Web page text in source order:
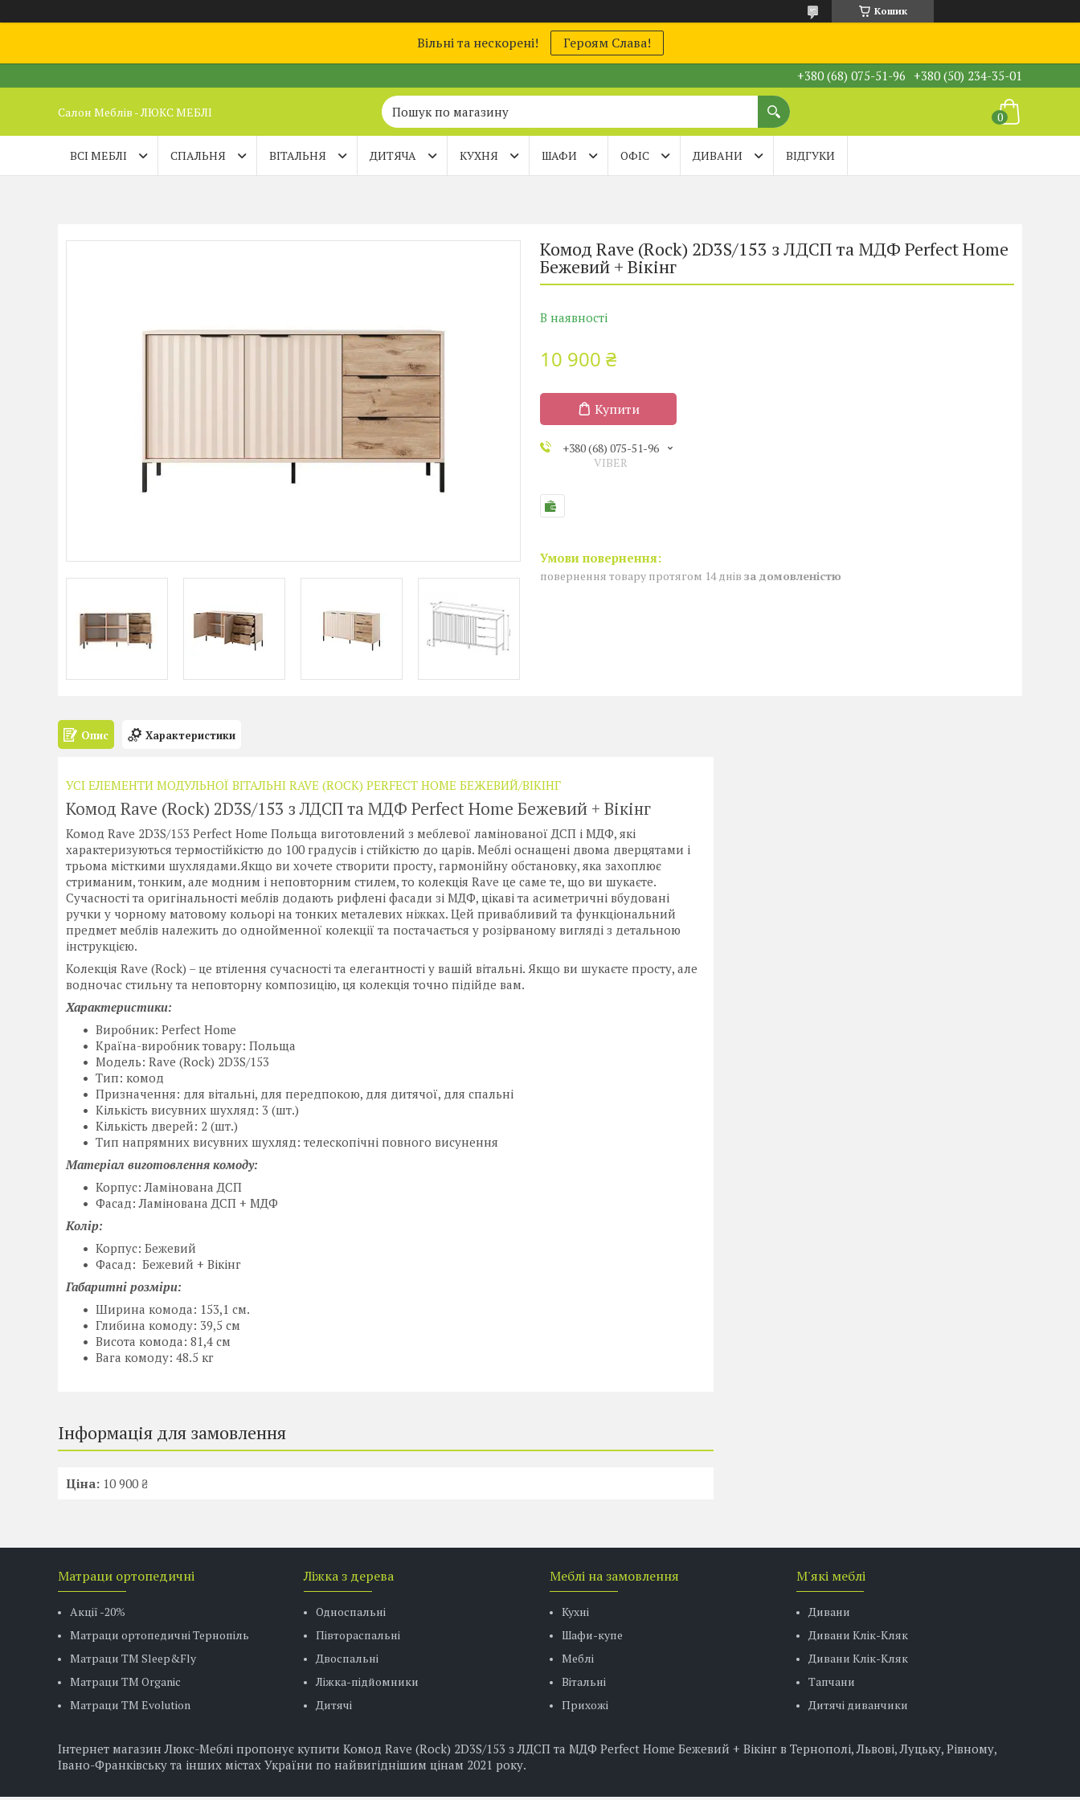
Кошик
Вільні та нескорені! Героям Слава!
+380 (68) 075-51-96 +380 (50) 234-35-01
Салон Меблів - ЛЮКС МЕБЛІ
ВСІ МЕБЛІ СПАЛЬНЯ ВІТАЛЬНЯ ДИТЯЧА КУХНЯ ШАФИ ОФІС ДИВАНИ ВІДГУКИ
Комод Rave (Rock) 2D3S/153 з ЛДСП та МДФ Perfect Home
Бежевий + Вікінг
В наявності
10 900 ₴
Купити
+380 (68) 075-51-96
VIBER
повернення товару протягом 14 днів за домовленістю
Опис Характеристики
УСІ ЕЛЕМЕНТИ МОДУЛЬНОЇ ВІТАЛЬНІ RAVE (ROCK) PERFECT HOME БЕЖЕВИЙ/ВІКІНГ
Комод Rave (Rock) 2D3S/153 з ЛДСП та МДФ Perfect Home Бежевий + Вікінг
Комод Rave 2D3S/153 Perfect Home Польща виготовлений з меблевої ламінованої ДСП і МДФ, які
характеризуються термостійкістю до 100 градусів і стійкістю до царів. Меблі оснащені двома дверцятами і
трьома місткими шухлядами.Якщо ви хочете створити просту, гармонійну обстановку, яка захоплює
стриманим, тонким, але модним і неповторним стилем, то колекція Rave це саме те, що ви шукаєте.
Сучасності та оригінальності меблів додають рифлені фасади зі МДФ, цікаві та асиметричні вбудовані
ручки у чорному матовому кольорі на тонких металевих ніжках. Цей привабливий та функціональний
предмет меблів належить до однойменної колекції та постачається у розірваному вигляді з детальною
інструкцією.
Колекція Rave (Rock) – це втілення сучасності та елегантності у вашій вітальні. Якщо ви шукаєте просту, але
водночас стильну та неповторну композицію, ця колекція точно підійде вам.
Характеристики:
Виробник: Perfect Home
Країна-виробник товару: Польща
Модель: Rave (Rock) 2D3S/153
Тип: комод
Призначення: для вітальні, для передпокою, для дитячої, для спальні
Кількість висувних шухляд: 3 (шт.)
Кількість дверей: 2 (шт.)
Тип напрямних висувних шухляд: телескопічні повного висунення
Матеріал виготовлення комоду:
Корпус: Ламінована ДСП
Фасад: Ламінована ДСП + МДФ
Колір:
Корпус: Бежевий
Фасад: Бежевий + Вікінг
Габаритні розміри:
Ширина комода: 153,1 см.
Глибина комоду: 39,5 см
Висота комода: 81,4 см
Вага комоду: 48.5 кг
Інформація для замовлення
Ціна: 10 900 ₴
Матраци ортопедичні
Акції -20%
Матраци ортопедичні Тернопіль
Матраци ТМ Sleep&Fly
Матраци TM Organic
Матраци ТМ Evolution
Ліжка з дерева
Односпальні
Півтораспальні
Двоспальні
Ліжка-підйомники
Дитячі
Меблі на замовлення
Кухні
Шафи-купе
Меблі
Вітальні
Прихожі
М'які меблі
Дивани
Дивани Клік-Кляк
Дивани Клік-Кляк
Тапчани
Дитячі диванчики
Інтернет магазин Люкс-Меблі пропонує купити Комод Rave (Rock) 2D3S/153 з ЛДСП та МДФ Perfect Home Бежевий + Вікінг в Тернополі, Львові, Луцьку, Рівному,
Івано-Франківську та інших містах України по найвигіднішим цінам 2021 року.